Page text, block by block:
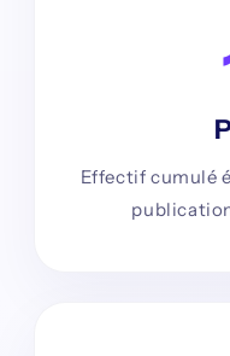
Effectif cumulé